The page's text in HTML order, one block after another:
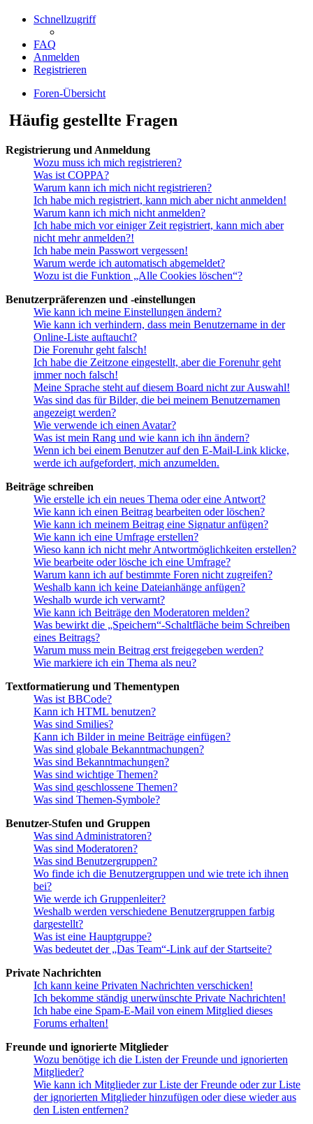
Schnellzugriff
FAQ
Anmelden
Registrieren
Foren-Übersicht
Häufig gestellte Fragen
Registrierung und Anmeldung
Wozu muss ich mich registrieren?
Was ist COPPA?
Warum kann ich mich nicht registrieren?
Ich habe mich registriert, kann mich aber nicht anmelden!
Warum kann ich mich nicht anmelden?
Ich habe mich vor einiger Zeit registriert, kann mich aber
nicht mehr anmelden?!
Ich habe mein Passwort vergessen!
Warum werde ich automatisch abgemeldet?
Wozu ist die Funktion „Alle Cookies löschen“?
Benutzerpräferenzen und -einstellungen
Wie kann ich meine Einstellungen ändern?
Wie kann ich verhindern, dass mein Benutzername in der
Online-Liste auftaucht?
Die Forenuhr geht falsch!
Ich habe die Zeitzone eingestellt, aber die Forenuhr geht
immer noch falsch!
Meine Sprache steht auf diesem Board nicht zur Auswahl!
Was sind das für Bilder, die bei meinem Benutzernamen
angezeigt werden?
Wie verwende ich einen Avatar?
Was ist mein Rang und wie kann ich ihn ändern?
Wenn ich bei einem Benutzer auf den E-Mail-Link klicke,
werde ich aufgefordert, mich anzumelden.
Beiträge schreiben
Wie erstelle ich ein neues Thema oder eine Antwort?
Wie kann ich einen Beitrag bearbeiten oder löschen?
Wie kann ich meinem Beitrag eine Signatur anfügen?
Wie kann ich eine Umfrage erstellen?
Wieso kann ich nicht mehr Antwortmöglichkeiten erstellen?
Wie bearbeite oder lösche ich eine Umfrage?
Warum kann ich auf bestimmte Foren nicht zugreifen?
Weshalb kann ich keine Dateianhänge anfügen?
Weshalb wurde ich verwarnt?
Wie kann ich Beiträge den Moderatoren melden?
Was bewirkt die „Speichern“-Schaltfläche beim Schreiben
eines Beitrags?
Warum muss mein Beitrag erst freigegeben werden?
Wie markiere ich ein Thema als neu?
Textformatierung und Thementypen
Was ist BBCode?
Kann ich HTML benutzen?
Was sind Smilies?
Kann ich Bilder in meine Beiträge einfügen?
Was sind globale Bekanntmachungen?
Was sind Bekanntmachungen?
Was sind wichtige Themen?
Was sind geschlossene Themen?
Was sind Themen-Symbole?
Benutzer-Stufen und Gruppen
Was sind Administratoren?
Was sind Moderatoren?
Was sind Benutzergruppen?
Wo finde ich die Benutzergruppen und wie trete ich ihnen
bei?
Wie werde ich Gruppenleiter?
Weshalb werden verschiedene Benutzergruppen farbig
dargestellt?
Was ist eine Hauptgruppe?
Was bedeutet der „Das Team“-Link auf der Startseite?
Private Nachrichten
Ich kann keine Privaten Nachrichten verschicken!
Ich bekomme ständig unerwünschte Private Nachrichten!
Ich habe eine Spam-E-Mail von einem Mitglied dieses
Forums erhalten!
Freunde und ignorierte Mitglieder
Wozu benötige ich die Listen der Freunde und ignorierten
Mitglieder?
Wie kann ich Mitglieder zur Liste der Freunde oder zur Liste
der ignorierten Mitglieder hinzufügen oder diese wieder aus
den Listen entfernen?